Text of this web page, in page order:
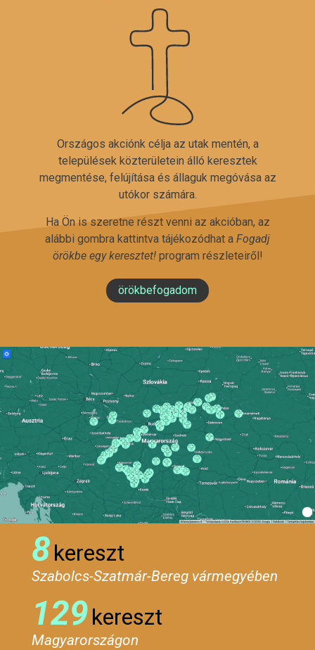
Országos akciónk célja az utak mentén, a
települések közterületein álló keresztek
megmentése, felújítása és állaguk megóvása az
utókor számára.
Ha Ön is szeretne részt venni az akcióban, az
alábbi gombra kattintva tájékozódhat a Fogadj
örökbe egy keresztet!program részleteiről!
örökbefogadom
8kereszt
Szabolcs-Szatmár-Bereg vármegyében
129kereszt
Magyarországon